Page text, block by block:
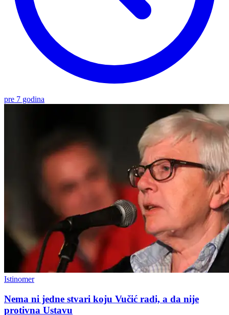
pre 7 godina
Istinomer
Nema ni jedne stvari koju Vučić radi, a da nije
protivna Ustavu